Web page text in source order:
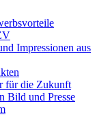
Impressionen aus
für die Zukunft
Bild und Presse